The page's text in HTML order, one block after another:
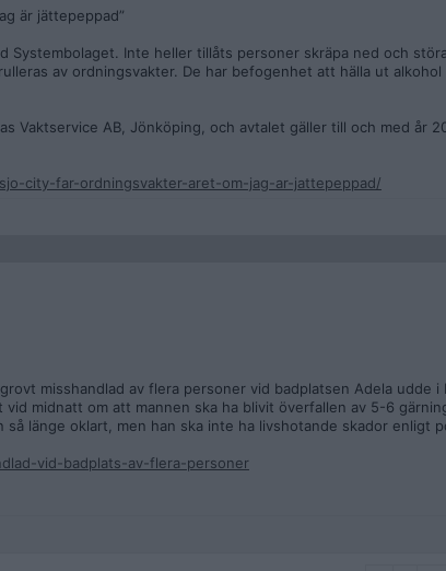
är jättepeppad”
Systembolaget. Inte heller tillåts personer skräpa ned och
av ordningsvakter. De har befogenhet att hälla ut alkohol
Vaktservice AB, Jönköping, och avtalet gäller till och med år
city-far-ordningsvakter-aret-om-jag-ar-jattepeppad/
misshandlad av flera personer vid badplatsen Adela udde i
midnatt om att mannen ska ha blivit överfallen av 5-6
länge oklart, men han ska inte ha livshotande skador enligt
vid-badplats-av-flera-personer